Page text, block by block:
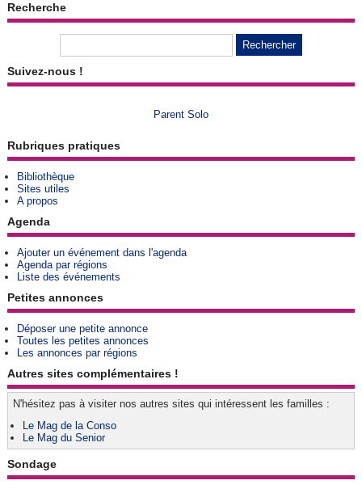
Recherche
Suivez-nous !
Parent Solo
Rubriques pratiques
Bibliothèque
Sites utiles
A propos
Agenda
Ajouter un événement dans l'agenda
Agenda par régions
Liste des événements
Petites annonces
Déposer une petite annonce
Toutes les petites annonces
Les annonces par régions
Autres sites complémentaires !
N'hésitez pas à visiter nos autres sites qui intéressent les familles :
Le Mag de la Conso
Le Mag du Senior
Sondage